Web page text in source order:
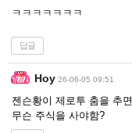
ㅋㅋㅋㅋㅋㅋㅋ
답글
Hoy 26-06-05 09:51
젠슨황이 제로투 춤을 추면
무슨 주식을 사야함?